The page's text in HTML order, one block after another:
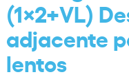
(1×2+VL)
adjacente
lentos